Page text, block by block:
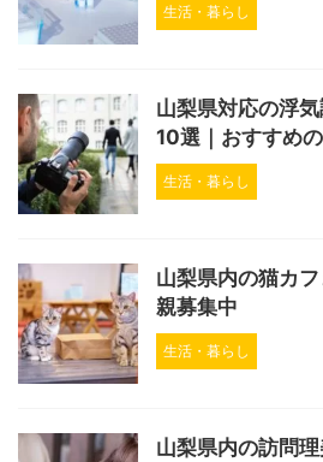
生活・暮らし
山梨県対応の浮気
10選｜おすすめ
生活・暮らし
山梨県内の猫カ
親募集中
生活・暮らし
山梨県内の訪問